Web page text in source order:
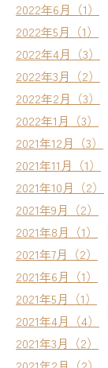
2022年6月（1）
2022年5月（1）
2022年4月（3）
2022年3月（2）
2022年2月（3）
2022年1月（3）
2021年12月（3）
2021年11月（1）
2021年10月（2）
2021年9月（2）
2021年8月（1）
2021年7月（2）
2021年6月（1）
2021年5月（1）
2021年4月（4）
2021年3月（2）